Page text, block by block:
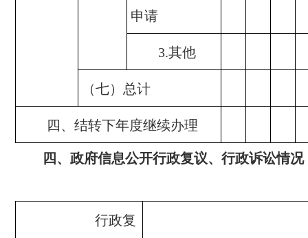
申请
3.其他
（七）总计
四、结转下年度继续办理
四、政府信息公开行政复议、行政诉讼情况
行政复